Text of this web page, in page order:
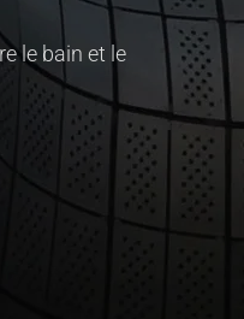
le bain et le